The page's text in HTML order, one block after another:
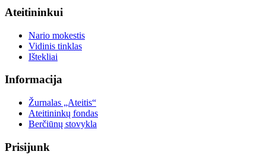
Ateitininkui
Nario mokestis
Vidinis tinklas
Ištekliai
Informacija
Žurnalas „Ateitis“
Ateitininkų fondas
Berčiūnų stovykla
Prisijunk